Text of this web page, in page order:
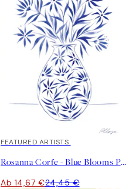
40%*
FEATURED ARTISTS
Rosanna Corfe - Blue Blooms Poster
Ab 14,67 €24,45 €